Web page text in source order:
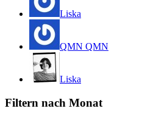
Liska
QMN QMN
Liska
Filtern nach Monat